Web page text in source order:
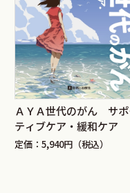
ＡＹＡ世代のがん サ
ティブケア・緩和ケア
定価：5,940円（税込）